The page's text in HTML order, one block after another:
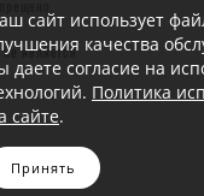
является
сайт использует
качества
даете согласие на
Политика
сайте.
Принять